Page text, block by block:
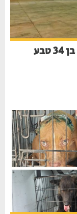
טרגדיה בקפריסין: תושב ירושלים בן 34 טבע